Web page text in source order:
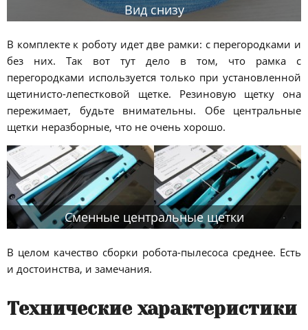
Вид снизу
В комплекте к роботу идет две рамки: с перегородками и
без них. Так вот тут дело в том, что рамка с
перегородками используется только при установленной
щетинисто-лепестковой щетке. Резиновую щетку она
пережимает, будьте внимательны. Обе центральные
щетки неразборные, что не очень хорошо.
Сменные центральные щетки
В целом качество сборки робота-пылесоса среднее. Есть
и достоинства, и замечания.
Технические характеристики